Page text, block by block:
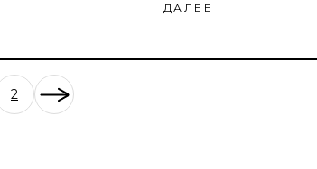
ДАЛЕЕ
2